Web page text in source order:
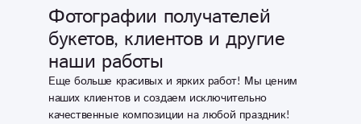
Фотографии получателей
букетов, клиентов и другие
наши работы
Еще больше красивых и ярких работ! Мы ценим
наших клиентов и создаем исключительно
качественные композиции на любой праздник!